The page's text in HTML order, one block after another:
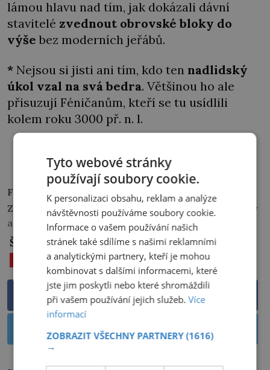
lámou hlavu nad tím, jak dokázali dávní
stavitelé zvednout obrovské bloky do
výšebez moderních jeřábů.
* Nejsou si jisti ani tím, kdo ten nadlidský
úkol vzal na svá bedra. Většinou ho ale
přisuzují Féničanům, kteří se tu usídlili
kolem roku 3000 př. n. l.
Foto:
Wikimedia Commons
Zdroje informací:
HABECK, Reinhard. Největší záhady
archeologie, wikipedia.org
Štítky:
20. STOLETÍ KOSTARIKA TAJEMNÉ KOULE
Sdílet na Facebooku
Sdílet na Twitteru
Tyto webové stránky
používají soubory cookie.
K personalizaci obsahu, reklam a analýze
návštěvnosti používáme soubory cookie.
Informace o vašem používání našich
stránek také sdílíme s našimi reklamními
a analytickými partnery, kteří je mohou
kombinovat s dalšími informacemi, které
jste jim poskytli nebo které shromáždili
při vašem používání jejich služeb.Více
informací
ZOBRAZIT VŠECHNY PARTNERY(1616)
→